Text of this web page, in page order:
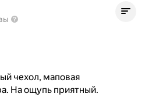
чехол, маповая
На ощупь приятный.